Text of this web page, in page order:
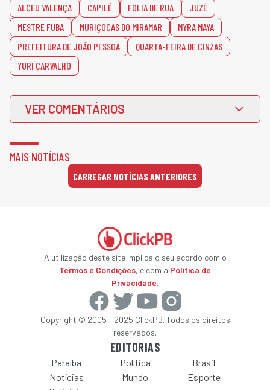
ALCEU VALENÇA CAPILÉ FOLIA DE RUA
JUZÉ
MESTRE FUBA
MURIÇOCAS DO MIRAMAR
MYRA MAYA
PREFEITURA DE JOÃO PESSOA
QUARTA-FEIRA DE CINZAS
YURI CARVALHO
VER COMENTÁRIOS
MAIS NOTÍCIAS
CARREGAR NOTÍCIAS ANTERIORES
A utilização deste site implica o seu acordo com o
Termos e Condições, e com a Política de
Privacidade.
Copyright © 2005 - 2025 ClickPB. Todos os direitos
reservados.
EDITORIAS
Paraíba Política
Brasil
Notícias
Mundo Esporte